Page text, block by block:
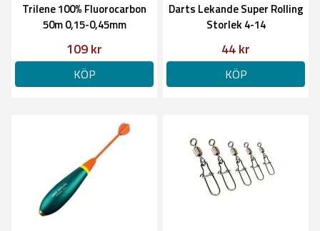
Trilene 100% Fluorocarbon
50m 0,15-0,45mm
109 kr
KÖP
Darts Lekande Super Rolling
Storlek 4-14
44 kr
KÖP